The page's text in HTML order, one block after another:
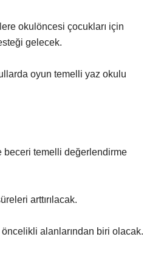
okulöncesi çocukları için
gelecek.
oyun temelli yaz okulu
beceri temelli değerlendirme
arttırılacak.
alanlarından biri olacak.